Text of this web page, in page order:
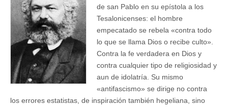
de san Pablo en su epístola a los
Tesalonicenses: el hombre
empecatado se rebela «contra todo
lo que se llama Dios o recibe culto».
Contra la fe verdadera en Dios y
contra cualquier tipo de religiosidad y
aun de idolatría. Su mismo
«antifascismo» se dirige no contra
los errores estatistas, de inspiración también hegeliana, sino